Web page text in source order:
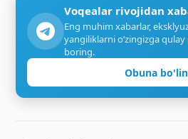
Voqealar rivojidan
Eng muhim xabarlar,
yangiliklarni o‘zingizga
boring.
Obuna